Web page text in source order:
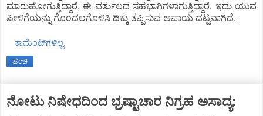
ಮಾರುಹೋಗುತ್ತಿದ್ದಾರೆ, ಈ ವರ್ತುಲದ ಸಹಭಾಗಿಗಳಾಗುತ್ತಿದ್ದಾರೆ. ಇದು ಯುವ
ಪೀಳಿಗೆಯನ್ನು ಗೊಂದಲಗೊಳಿಸಿ ದಿಕ್ಕು ತಪ್ಪಿಸುವ ಅಪಾಯ ದಟ್ಟವಾಗಿದೆ.
ಕಾಮೆಂಟ್‌ಗಳಿಲ್ಲ:
ಹಂಚಿ
ನೋಟು ನಿಷೇಧದಿಂದ ಭ್ರಷ್ಟಾಚಾರ ನಿಗ್ರಹ ಅಸಾದ್ಯ: